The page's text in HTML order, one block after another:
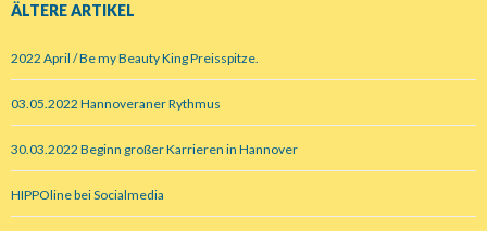
ÄLTERE ARTIKEL
2022 April / Be my Beauty King Preisspitze.
03.05.2022 Hannoveraner Rythmus
30.03.2022 Beginn großer Karrieren in Hannover
HIPPOline bei Socialmedia